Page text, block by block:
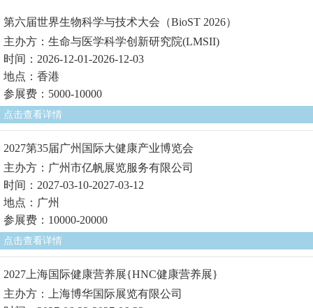
第六届世界生物科学与技术大会（BioST 2026）
主办方：生命与医学科学创新研究院(LMSII)
时间：2026-12-01-2026-12-03
地点：香港
参展费：5000-10000
点击查看详情
2027第35届广州国际大健康产业博览会
主办方：广州市亿帆展览服务有限公司
时间：2027-03-10-2027-03-12
地点：广州
参展费：10000-20000
点击查看详情
2027上海国际健康营养展{HNC健康营养展}
主办方：上海博华国际展览有限公司